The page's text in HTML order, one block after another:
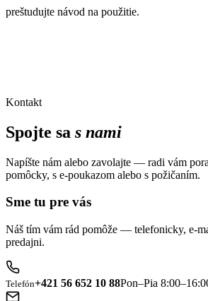
preštudujte návod na použitie.
Kontakt
Spojte sa s nami
Napíšte nám alebo zavolajte — radi vám
pomôcky, s e-poukazom alebo s požičaním.
Sme tu pre vás
Náš tím vám rád pomôže — telefonicky, e-
predajni.
Telefón+421 56 652 10 88Pon–Pia